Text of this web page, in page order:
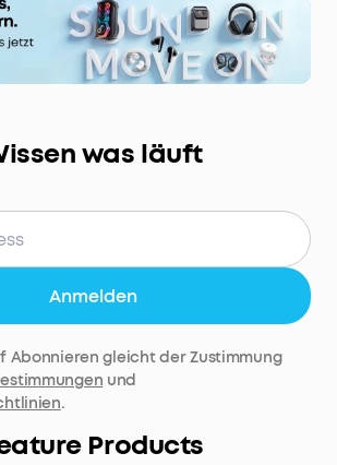
was läuft
Anmelden
Abonnieren gleicht der Zustimmung
und
.
Products